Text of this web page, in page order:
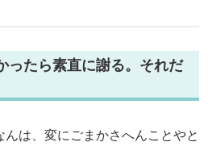
ったら素直に謝る。それだ
は、変にごまかさへんことやと